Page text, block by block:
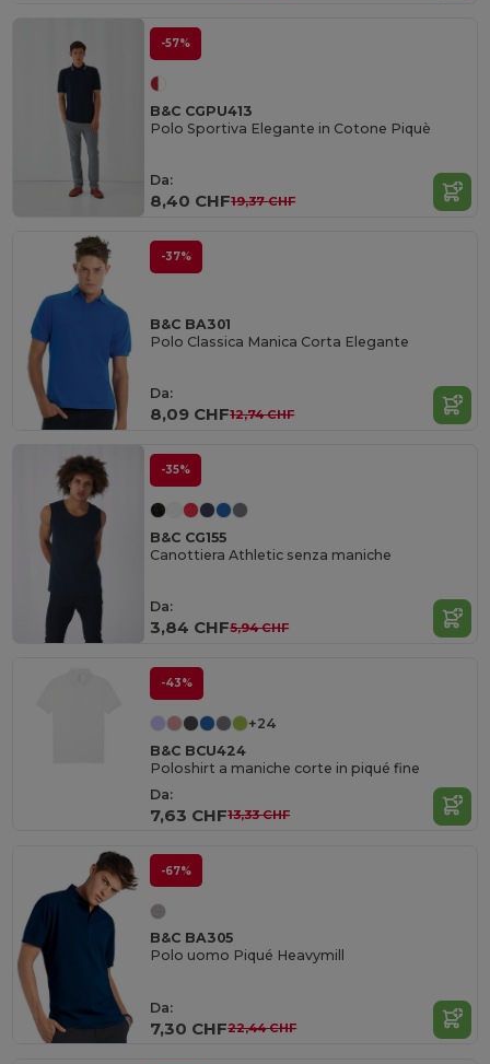
-57%
B&C CGPU413
Polo Sportiva Elegante in Cotone Piquè
Da:
8,40 CHF19,37 CHF
-37%
B&C BA301
Polo Classica Manica Corta Elegante
Da:
8,09 CHF12,74 CHF
-35%
B&C CG155
Canottiera Athletic senza maniche
Da:
3,84 CHF5,94 CHF
-43%
+24
B&C BCU424
Poloshirt a maniche corte in piqué fine
Da:
7,63 CHF13,33 CHF
-67%
B&C BA305
Polo uomo Piqué Heavymill
Da:
7,30 CHF22,44 CHF